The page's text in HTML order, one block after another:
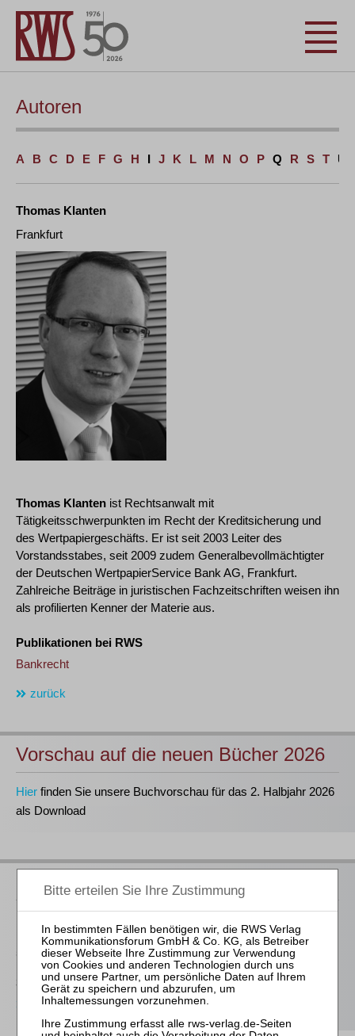
Autoren
A B C D E F G H I J K L M N O P Q R S T U
Thomas Klanten
Frankfurt
Thomas Klanten ist Rechtsanwalt mit
Tätigkeitsschwerpunkten im Recht der Kreditsicherung und
des Wertpapiergeschäfts. Er ist seit 2003 Leiter des
Vorstandsstabes, seit 2009 zudem Generalbevollmächtigter
der Deutschen WertpapierService Bank AG, Frankfurt.
Zahlreiche Beiträge in juristischen Fachzeitschriften weisen ihn
als profilierten Kenner der Materie aus.
Publikationen bei RWS
Bankrecht
zurück
Vorschau auf die neuen Bücher 2026
Hier finden Sie unsere Buchvorschau für das 2. Halbjahr 2026
als Download
Neu im Buchprogramm
InsO – Kommentar zur Insolvenzordnung
5 Bände, Stand 6/26 (108. Lfg.)
368,00 €
Bestellen